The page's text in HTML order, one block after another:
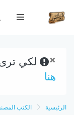
× لكي ترى
هنا
الرئيسية الكتب